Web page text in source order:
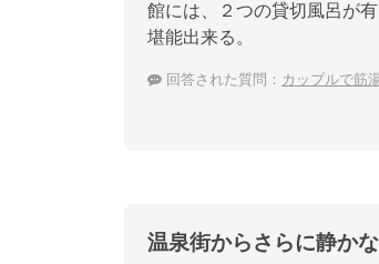
館には、２つの貸切風呂が
堪能出来る。
回答された質問： カップルで筋
温泉街からさらに静か